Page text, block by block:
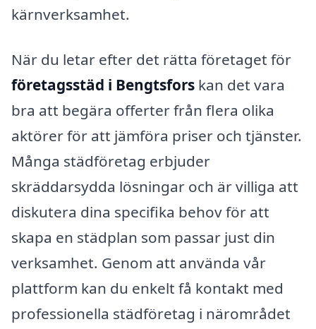
kärnverksamhet.
När du letar efter det rätta företaget för
företagsstäd i Bengtsfors kan det vara
bra att begära offerter från flera olika
aktörer för att jämföra priser och tjänster.
Många städföretag erbjuder
skräddarsydda lösningar och är villiga att
diskutera dina specifika behov för att
skapa en städplan som passar just din
verksamhet. Genom att använda vår
plattform kan du enkelt få kontakt med
professionella städföretag i närområdet